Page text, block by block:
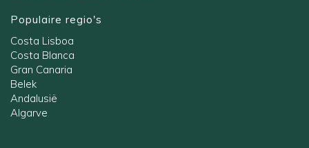
Populaire regio's
Costa Lisboa
Costa Blanca
Gran Canaria
Belek
Andalusië
Algarve